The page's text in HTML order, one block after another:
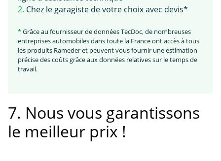
2. Chez le garagiste de votre choix avec devis*
*Grâce au fournisseur de données TecDoc, de nombreuses
entreprises automobiles dans toute la France ont accès à tous
les produits Rameder et peuvent vous fournir une estimation
précise des coûts grâce aux données relatives sur le temps de
travail.
7. Nous vous garantissons
le meilleur prix !